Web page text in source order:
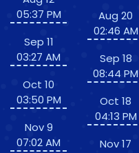
05:37 PM
Sep 11
03:27 AM
Oct 10
03:50 PM
Nov 9
07:02 AM
Aug 20
02:46 AM
Sep 18
08:44 PM
Oct 18
04:13 PM
Nov 17